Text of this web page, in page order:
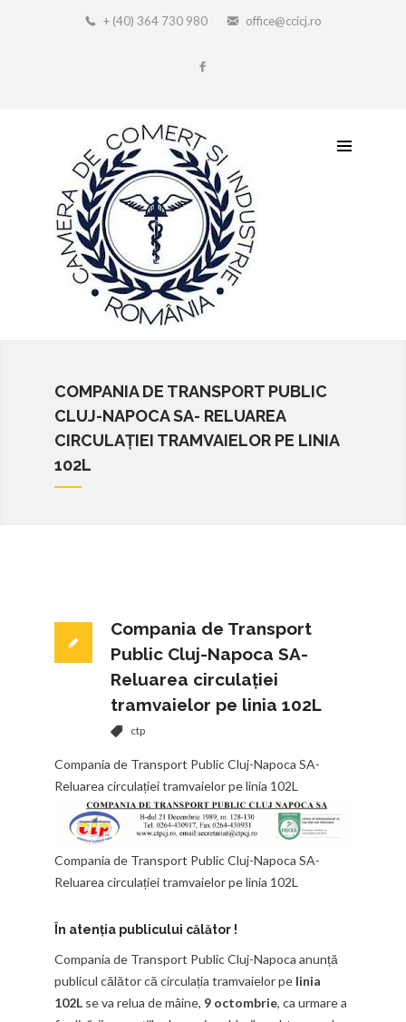
+ (40) 364 730 980 office@ccicj.ro
COMPANIA DE TRANSPORT PUBLIC
CLUJ-NAPOCA SA- RELUAREA
CIRCULAȚIEI TRAMVAIELOR PE LINIA
102L
Compania de Transport
Public Cluj-Napoca SA-
Reluarea circulației
tramvaielor pe linia 102L
ctp
Compania de Transport Public Cluj-Napoca SA-
Reluarea circulației tramvaielor pe linia 102L
Compania de Transport Public Cluj-Napoca SA-
Reluarea circulației tramvaielor pe linia 102L
În atenția publicului călător !
Compania de Transport Public Cluj-Napoca anunță
publicul călător că circulația tramvaielor pe linia
102Lse va relua de mâine, 9 octombrie, ca urmare a